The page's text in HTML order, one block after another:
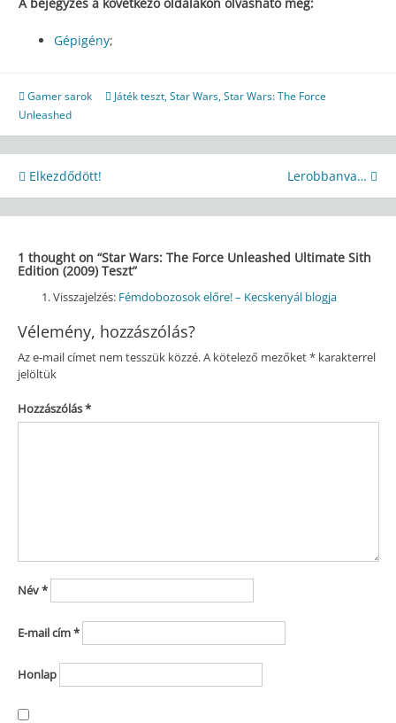
Gépigény;
Gamer sarok Játék teszt,Star Wars,Star Wars: The Force
Unleashed
Bejegyzés
navigáció
Elkezdődött! Lerobbanva…
1 thought on “Star Wars: The Force Unleashed Ultimate Sith
Edition (2009) Teszt”
Visszajelzés: Fémdobozosok előre! – Kecskenyál blogja
Vélemény, hozzászólás?
Az e-mail címet nem tesszük közzé.A kötelező mezőket*karakterrel
jelöltük
Hozzászólás*
Név*
E-mail cím*
Honlap